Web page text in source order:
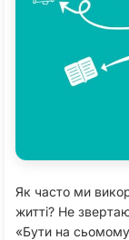
Як часто ми
житті? Не
«Бути на